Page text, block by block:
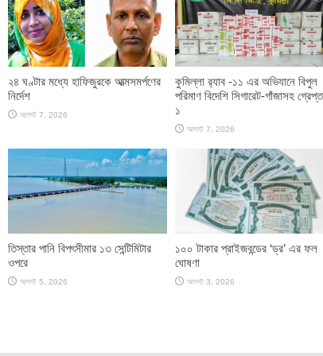
২৪ ঘণ্টার মধ্যে হাফিজুরকে আত্মসমর্পণের
নির্দেশ
আগস্ট 7, 2026
কুমিল্লা র‌্যাব -১১ এর অভিযানে বিপুল
পরিমাণ বিদেশি সিগারেট-গাঁজাসহ
১
আগস্ট 7, 2026
তিস্তার পানি বিপৎসীমার ১৩ সেন্টিমিটার
ওপরে
আগস্ট 5, 2026
১০০ টাকার প্রাইজবন্ডের ‘ড্র’ এর ফল
ঘোষণা
আগস্ট 3, 2026